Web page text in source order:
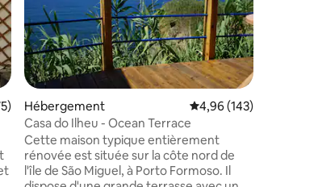
: 5 sur 5
moyenne sur la base de 175 commentaires : 4,99 sur 5
Hébergement Évaluation moyenne
4,96 (143)
Casa do Ilheu - Ocean Terrace
Cette maison typique entièrement
rénovée est située sur la côte nord de
l'île de São Miguel, à Porto Formoso. Il